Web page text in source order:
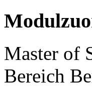
Master of
Bereich